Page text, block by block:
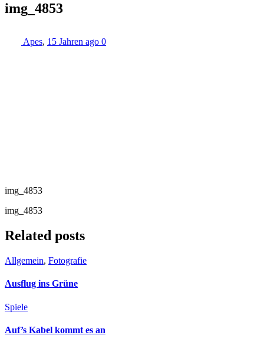
img_4853
Apes, 15 Jahren ago 0
img_4853
img_4853
Related posts
Allgemein, Fotografie
Ausflug ins Grüne
Spiele
Auf’s Kabel kommt es an